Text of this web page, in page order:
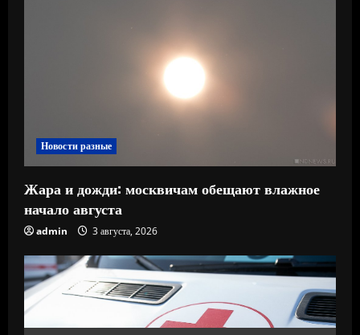
Новости разные
Жара и дожди: москвичам обещают влажное
начало августа
admin 3 августа, 2026